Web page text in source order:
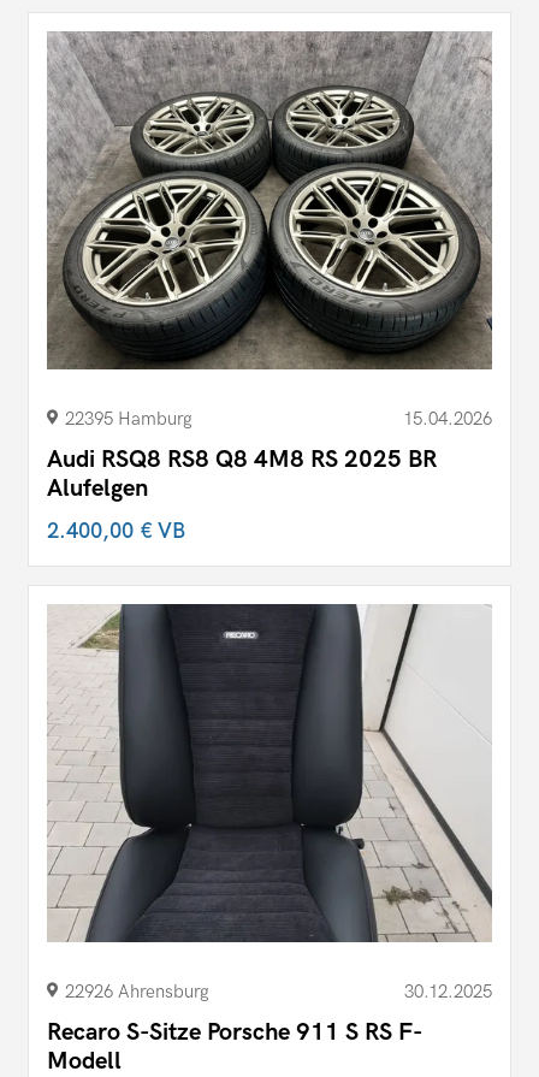
22395 Hamburg 15.04.2026
Audi RSQ8 RS8 Q8 4M8 RS 2025 BR
Alufelgen
2.400,00 €VB
22926 Ahrensburg 30.12.2025
Recaro S-Sitze Porsche 911 S RS F-
Modell